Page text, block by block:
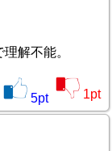
解不能。
5pt 1pt